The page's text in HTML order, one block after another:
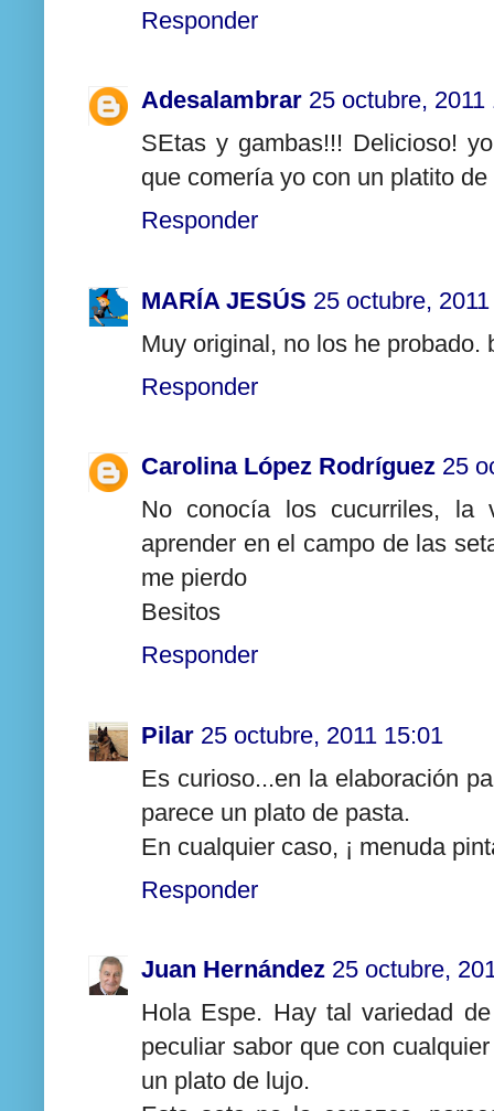
Responder
Adesalambrar 25 octubre, 2011
SEtas y gambas!!! Delicioso!
que comería yo con un platito de
Responder
MARÍA JESÚS 25 octubre,
Muy original, no los he probado.
Responder
Carolina López Rodríguez 25
No conocía los cucurriles, la
aprender en el campo de las
me pierdo
Besitos
Responder
Pilar 25 octubre, 2011 15:01
Es curioso...en la elaboración
parece un plato de pasta.
En cualquier caso, ¡ menuda
Responder
Juan Hernández 25 octubre,
Hola Espe. Hay tal variedad
peculiar sabor que con
un plato de lujo.